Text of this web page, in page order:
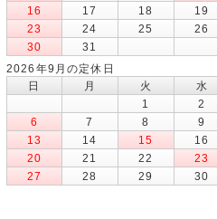
16
17 18 19
23
24 25 26
30
31
2026年9月の定休日
日
月 火 水
1
2
6
7 8 9
13
14 15 16
20
21 22 23
27
28 29
30